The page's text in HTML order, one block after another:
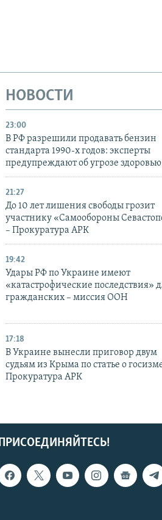
НОВОСТИ
23:00
В РФ разрешили продавать бензин
стандарта 1990-х годов: эксперты
предупреждают об угрозе здоровью
21:27
До 10 лет лишения свободы грозит
участнику «Самообороны
– Прокуратура АРК
19:42
Удары РФ по Украине имеют
«катастрофические последствия»
гражданских – миссия ООН
17:18
В Украине вынесли приговор двум
судьям из Крыма по статье о
Прокуратура АРК
ПРИСОЕДИНЯЙТЕСЬ!